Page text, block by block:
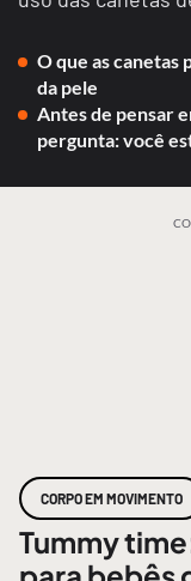
O que as canetas
da pele
Antes de pensar
pergunta: você
CORPO EM MOVIMENTO
Tummy